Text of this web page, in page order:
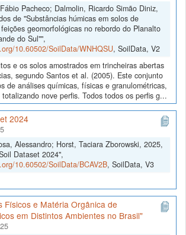
Pacheco; Dalmolin, Ricardo Simão Diniz,
de "Substâncias húmicas em solos de
geomorfológicas no rebordo do Planalto
do Sul"",
10.60502/SoilData/WNHQSU, SoilData, V2
e os solos amostrados em trincheiras abertas
segundo Santos et al. (2005). Este conjunto
de análises químicas, físicas e granulométricas,
nove perfis. Todos todos os perfis g...
2024
Alessandro; Horst, Taciara Zborowski, 2025,
Dataset 2024",
10.60502/SoilData/BCAV2B, SoilData, V3
Físicos e Matéria Orgânica de
em Distintos Ambientes no Brasil"